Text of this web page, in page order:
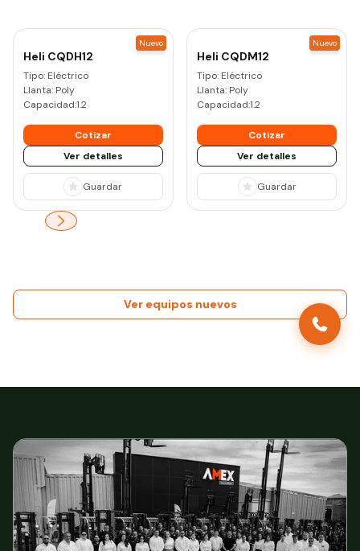
Heli CQDH12
Tipo: Eléctrico
Llanta: Poly
Capacidad:1.2
Cotizar
Ver detalles
Guardar
Nuevo
Heli CQDM12
Tipo: Eléctrico
Llanta: Poly
Capacidad:1.2
Cotizar
Ver detalles
Guardar
Nuevo
Ver equipos nuevos